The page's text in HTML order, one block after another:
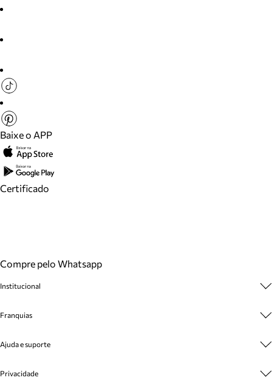
Baixe o APP
Certificado
Compre pelo Whatsapp
Institucional
Cashback
Venda Corporativa
Mapa do Site
Franquias
Plano de Negócio
Ajuda e suporte
Cadastro
Privacidade